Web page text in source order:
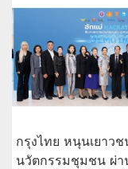
กรุงไทย หนุนเยาวช
นวัตกรรมชุมชน ผ่า